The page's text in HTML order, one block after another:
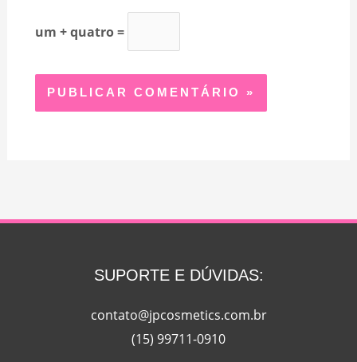
um + quatro =
SUPORTE E DÚVIDAS:
contato@jpcosmetics.com.br
(15) 99711-0910